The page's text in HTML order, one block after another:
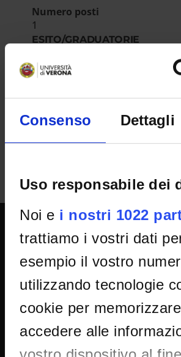
Consenso Dettagli
Uso responsabile dei
Noi e i nostri 1022
trattiamo i vostri dati
esempio il vostro
utilizzando tecnologie
cookie per
accedere alle
Numero posti
1
ESITO/GRADUATORIE
Decreto approvazione atti
SPORTELLO ATENEO
Amministrazione trasparente
Albo Ufficiale
Concorsi
Gare di appalto